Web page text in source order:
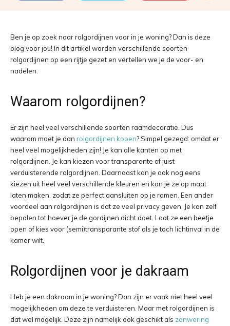
Ben je op zoek naar rolgordijnen voor in je woning? Dan is deze
blog voor jou! In dit artikel worden verschillende soorten
rolgordijnen op een rijtje gezet en vertellen we je de voor- en
nadelen.
Waarom rolgordijnen?
Er zijn heel veel verschillende soorten raamdecoratie. Dus
waarom moet je dan rolgordijnen kopen? Simpel gezegd: omdat er
heel veel mogelijkheden zijn! Je kan alle kanten op met
rolgordijnen. Je kan kiezen voor transparante of juist
verduisterende rolgordijnen. Daarnaast kan je ook nog eens
kiezen uit heel veel verschillende kleuren en kan je ze op maat
laten maken, zodat ze perfect aansluiten op je ramen. Een ander
voordeel aan rolgordijnen is dat ze veel privacy geven. Je kan zelf
bepalen tot hoever je de gordijnen dicht doet. Laat ze een beetje
open of kies voor (semi)transparante stof als je toch lichtinval in de
kamer wilt.
Rolgordijnen voor je dakraam
Heb je een dakraam in je woning? Dan zijn er vaak niet heel veel
mogelijkheden om deze te verduisteren. Maar met rolgordijnen is
dat wel mogelijk. Deze zijn namelijk ook geschikt als zonwering